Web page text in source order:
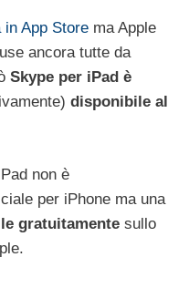
in App Store ma Apple
ancora tutte da
Skype per iPad è
disponibile al
non è
per iPhone ma una
gratuitamente sullo